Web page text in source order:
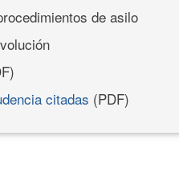
de asilo
citadas (PDF)